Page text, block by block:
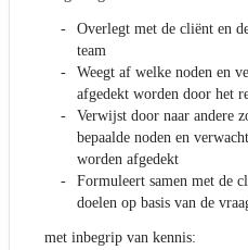
Overlegt met de cliënt en
team
Weegt af welke noden en
afgedekt worden door het
Verwijst door naar andere
bepaalde noden en
worden afgedekt
Formuleert samen met de
doelen op basis van de
met inbegrip van kennis: